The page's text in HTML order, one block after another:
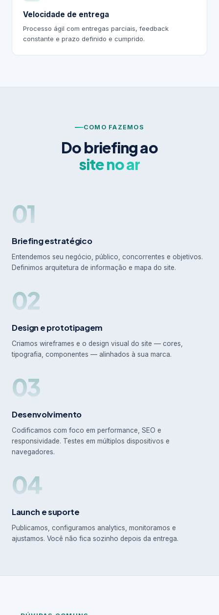
Velocidade de entrega
Processo ágil com entregas parciais, feedback
constante e prazo definido e cumprido.
COMO FAZEMOS
Do briefing ao
site no ar
01
Briefing estratégico
Entendemos seu negócio, público, concorrentes e objetivos.
Definimos arquitetura de informação e mapa do site.
02
Design e prototipagem
Criamos wireframes e o design visual do site — cores,
tipografia, componentes — alinhados à sua marca.
03
Desenvolvimento
Codificamos com foco em performance, SEO e
responsividade. Testes em múltiplos dispositivos e
navegadores.
04
Launch e suporte
Publicamos, configuramos analytics, monitoramos e
ajustamos. Você não fica sozinho depois da entrega.